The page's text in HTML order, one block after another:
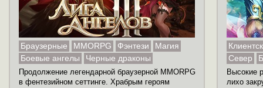
Браузерные MMORPG Фэнтези
Магия
Боевые ангелы
Черные драконы
Продолжение легендарной браузерной MMORPG
в фентезийном сеттинге. Храбрым героям
Север
Высокие
лихо